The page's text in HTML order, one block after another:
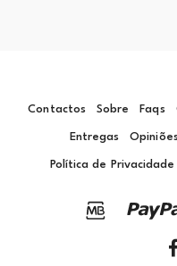
Contactos Sobre Faqs
Entregas
Política de